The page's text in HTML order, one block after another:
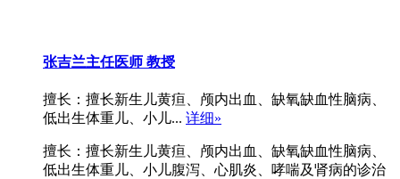
张吉兰主任医师 教授
擅长：擅长新生儿黄疸、颅内出血、缺氧缺血性脑病、
低出生体重儿、小儿... 详细»
擅长：擅长新生儿黄疸、颅内出血、缺氧缺血性脑病、
低出生体重儿、小儿腹泻、心肌炎、哮喘及肾病的诊治